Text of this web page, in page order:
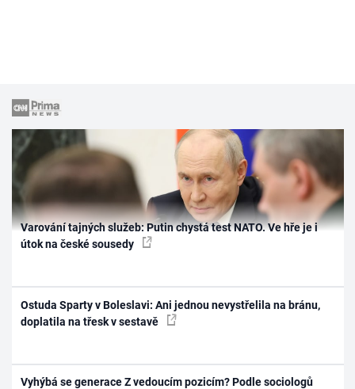
Varování tajných služeb: Putin chystá test NATO. Ve hře je i
útok na české sousedy
Ostuda Sparty v Boleslavi: Ani jednou nevystřelila na bránu,
doplatila na třesk v sestavě
Vyhýbá se generace Z vedoucím pozicím? Podle sociologů